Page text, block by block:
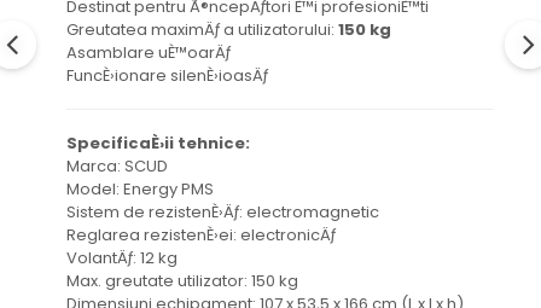
Destinat pentru Ã®ncepÄƒtori È™i profesioniÈ™ti
Greutatea maximÄƒ a utilizatorului: 150 kg
Asamblare uÈ™oarÄƒ
FuncÈ›ionare silenÈ›ioasÄƒ
SpecificaÈ›ii tehnice:
Marca: SCUD
Model: Energy PMS
Sistem de rezistenÈ›Äƒ: electromagnetic
Reglarea rezistenÈ›ei: electronicÄƒ
VolantÄƒ: 12 kg
Max. greutate utilizator: 150 kg
Dimensiuni echipament: 107 x 53,5 x 166 cm (L x l x h)